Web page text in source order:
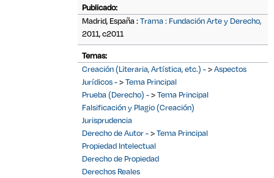
Publicado:
Madrid, España :Trama : Fundación Arte y Derecho,
2011, c2011
Temas:
Creación (Literaria, Artística, etc.) ->Aspectos
Jurídicos ->Tema Principal
Prueba (Derecho) ->Tema Principal
Falsificación y Plagio (Creación)
Jurisprudencia
Derecho de Autor ->Tema Principal
Propiedad Intelectual
Derecho de Propiedad
Derechos Reales